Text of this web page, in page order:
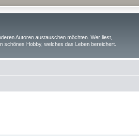
Autoren austauschen möchten. Wer liest,
schönes Hobby, welches das Leben bereichert.